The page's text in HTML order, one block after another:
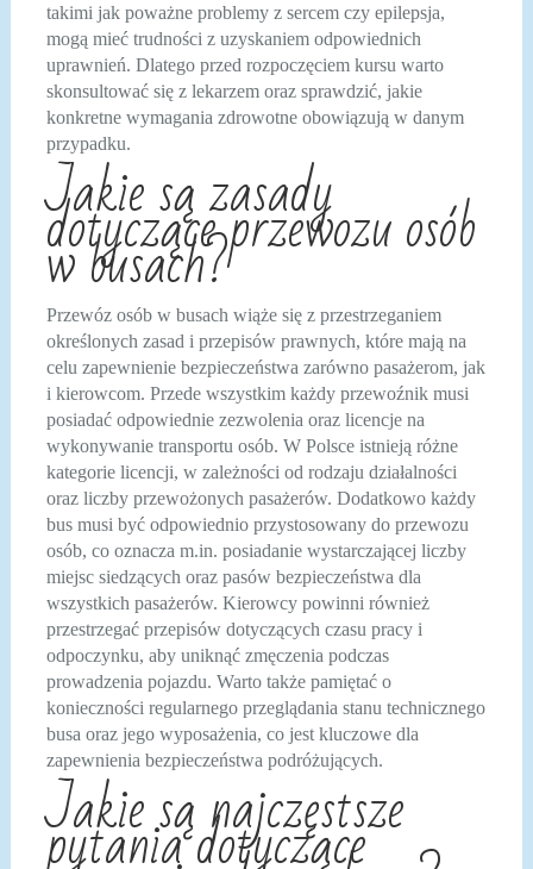
takimi jak poważne problemy z sercem czy epilepsja,
mogą mieć trudności z uzyskaniem odpowiednich
uprawnień. Dlatego przed rozpoczęciem kursu warto
skonsultować się z lekarzem oraz sprawdzić, jakie
konkretne wymagania zdrowotne obowiązują w danym
przypadku.
Jakie są zasady
dotyczące przewozu osób
w busach?
Przewóz osób w busach wiąże się z przestrzeganiem
określonych zasad i przepisów prawnych, które mają na
celu zapewnienie bezpieczeństwa zarówno pasażerom, jak
i kierowcom. Przede wszystkim każdy przewoźnik musi
posiadać odpowiednie zezwolenia oraz licencje na
wykonywanie transportu osób. W Polsce istnieją różne
kategorie licencji, w zależności od rodzaju działalności
oraz liczby przewożonych pasażerów. Dodatkowo każdy
bus musi być odpowiednio przystosowany do przewozu
osób, co oznacza m.in. posiadanie wystarczającej liczby
miejsc siedzących oraz pasów bezpieczeństwa dla
wszystkich pasażerów. Kierowcy powinni również
przestrzegać przepisów dotyczących czasu pracy i
odpoczynku, aby uniknąć zmęczenia podczas
prowadzenia pojazdu. Warto także pamiętać o
konieczności regularnego przeglądania stanu technicznego
busa oraz jego wyposażenia, co jest kluczowe dla
zapewnienia bezpieczeństwa podróżujących.
Jakie są najczęstsze
pytania dotyczące